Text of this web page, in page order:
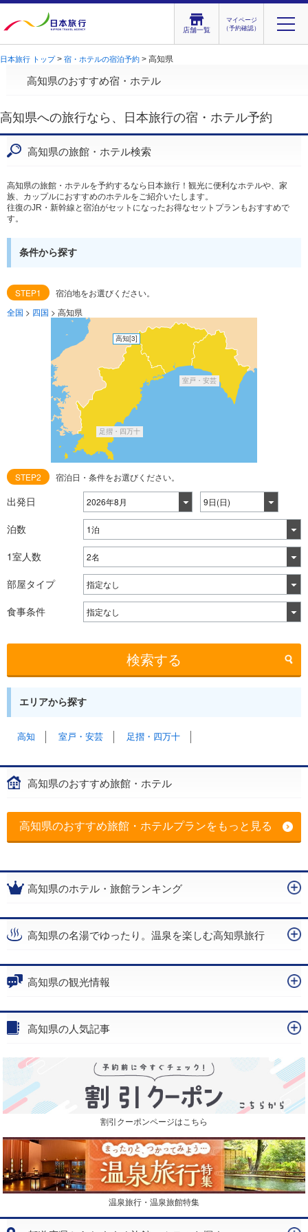
店舗一覧
マイページ
（予約確認）
日本旅行 トップ> 宿・ホテルの宿泊予約 > 高知県
高知県のおすすめ宿・ホテル
高知県への旅行なら、日本旅行の宿・ホテル予約
高知県の旅館・ホテル検索
高知県の旅館・ホテルを予約するなら日本旅行！観光に便利なホテルや、家
族、カップルにおすすめのホテルをご紹介いたします。
往復のJR・新幹線と宿泊がセットになったお得なセットプランもおすすめで
す。
条件から探す
STEP1
宿泊地をお選びください。
全国 > 四国 > 高知県
高知[3]
室戸・安芸
足摺・四万十
STEP2 宿泊日・条件をお選びください。
出発日
泊数
1室人数
部屋タイプ
食事条件
検索する
エリアから探す
高知 室戸・安芸 足摺・四万十
高知県のおすすめ旅館・ホテル
高知県のおすすめ旅館・ホテルプランをもっと見る
高知県のホテル・旅館ランキング
高知県の名湯でゆったり。温泉を楽しむ高知県旅行
高知県の観光情報
高知県の人気記事
割引クーポンページはこちら
温泉旅行・温泉旅館特集